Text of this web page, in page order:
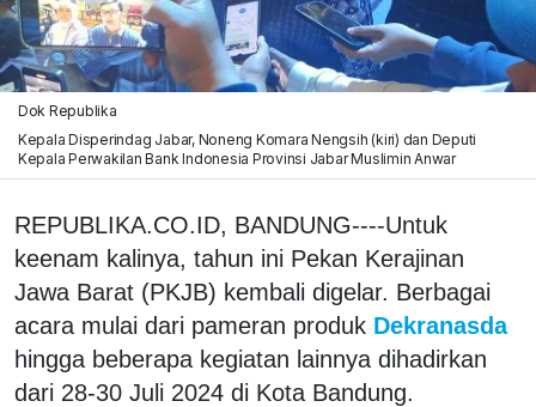
Dok Republika
Kepala Disperindag Jabar, Noneng Komara Nengsih (kiri) dan Deputi
Kepala Perwakilan Bank Indonesia Provinsi Jabar Muslimin Anwar
REPUBLIKA.CO.ID, BANDUNG----Untuk
keenam kalinya, tahun ini Pekan Kerajinan
Jawa Barat (PKJB) kembali digelar. Berbagai
acara mulai dari pameran produk Dekranasda
hingga beberapa kegiatan lainnya dihadirkan
dari 28-30 Juli 2024 di Kota Bandung.